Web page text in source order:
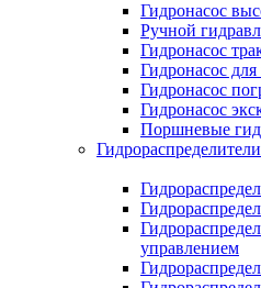
Гидронасос
Ручной
Гидронасос
Гидронасос для
Гидронасос
Гидронасос
Поршневые
Гидрораспределители
управлением